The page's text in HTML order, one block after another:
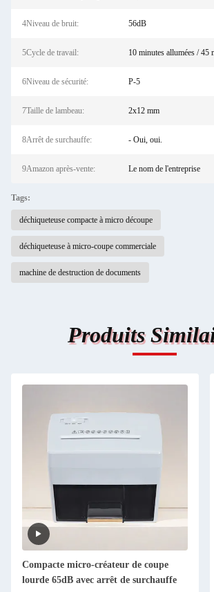
4Niveau de bruit: 56dB
5Cycle de travail: 10 minutes allumées / 45
6Niveau de sécurité: P-5
7Taille de lambeau: 2x12 mm
8Arrêt de surchauffe: - Oui, oui.
9Amazon après-vente: Le nom de l'entreprise
Tags:
déchiqueteuse compacte à micro découpe
déchiqueteuse à micro-coupe commerciale
machine de destruction de documents
Produits
Compacte micro-créateur de coupe
lourde 65dB avec arrêt de surchauffe